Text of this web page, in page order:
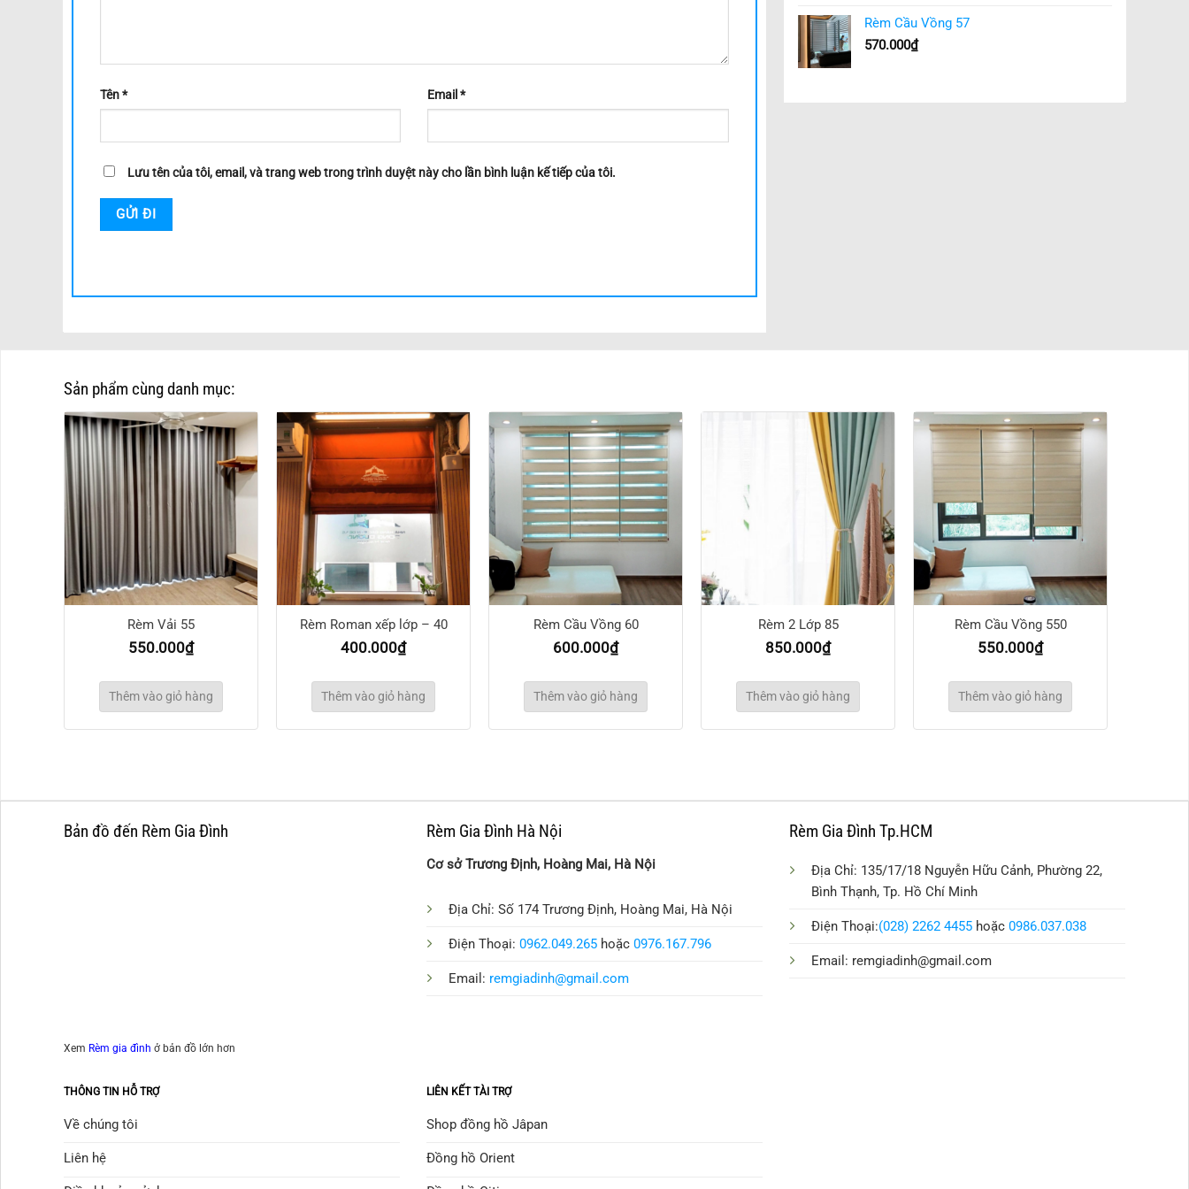
Tên* Email*
Lưu tên của tôi, email, và trang web trong trình duyệt này cho lần bình luận kế tiếp của tôi.
Rèm Cầu Vồng 57
570.000₫
Sản phẩm cùng danh mục:
Rèm Vải 55
550.000₫
Thêm vào giỏ hàng
Rèm Roman xếp lớp – 40
400.000₫
Thêm vào giỏ hàng
Rèm Cầu Vồng 60
600.000₫
Thêm vào giỏ hàng
Rèm 2 Lớp 85
850.000₫
Thêm vào giỏ hàng
Rèm Cầu Vồng 550
550.000₫
Thêm vào giỏ hàng
Bản đồ đến Rèm Gia Đình
Xem Rèm gia đình ở bản đồ lớn hơn
Rèm Gia Đình Hà Nội
Cơ sở Trương Định, Hoàng Mai, Hà Nội
Địa Chỉ: Số 174 Trương Định, Hoàng Mai, Hà Nội
Điện Thoại: 0962.049.265 hoặc 0976.167.796
Email: remgiadinh@gmail.com
Rèm Gia Đình Tp.HCM
Địa Chỉ: 135/17/18 Nguyễn Hữu Cảnh, Phường 22,
Bình Thạnh, Tp. Hồ Chí Minh
Điện Thoại:(028) 2262 4455 hoặc 0986.037.038
Email: remgiadinh@gmail.com
THÔNG TIN HỖ TRỢ
Về chúng tôi
Liên hệ
LIÊN KẾT TÀI TRỢ
Shop đồng hồ Jâpan
Đồng hồ Orient